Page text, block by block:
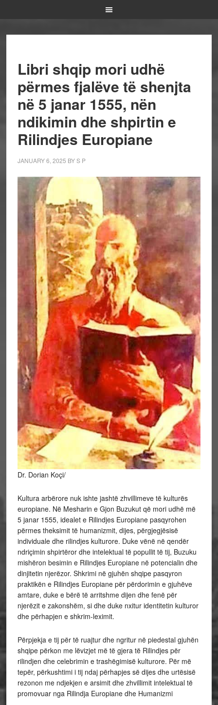
Libri shqip mori udhë
përmes fjalëve të shenjta
në 5 janar 1555, nën
ndikimin dhe shpirtin e
Rilindjes Europiane
JANUARY 6, 2025 BYS P
Dr. Dorian Koçi/
Kultura arbërore nuk ishte jashtë zhvillimeve të kulturës
europiane. Në Mesharin e Gjon Buzukut që mori udhë më
5 janar 1555, idealet e Rilindjes Europiane pasqyrohen
përmes theksimit të humanizmit, dijes, përgjegjësisë
individuale dhe rilindjes kulturore. Duke vënë në qendër
ndriçimin shpirtëror dhe intelektual të popullit të tij, Buzuku
mishëron besimin e Rilindjes Europiane në potencialin dhe
dinjitetin njerëzor. Shkrimi në gjuhën shqipe pasqyron
praktikën e Rilindjes Europiane për përdorimin e gjuhëve
amtare, duke e bërë të arritshme dijen dhe fenë për
njerëzit e zakonshëm, si dhe duke nxitur identitetin kulturor
dhe përhapjen e shkrim-leximit.
Përpjekja e tij për të ruajtur dhe ngritur në piedestal gjuhën
shqipe përkon me lëvizjet më të gjera të Rilindjes për
rilindjen dhe celebrimin e trashëgimisë kulturore. Për më
tepër, përkushtimi i tij ndaj përhapjes së dijes dhe urtësisë
rezonon me ndjekjen e arsimit dhe zhvillimit intelektual të
promovuar nga Rilindja Europiane dhe Humanizmi